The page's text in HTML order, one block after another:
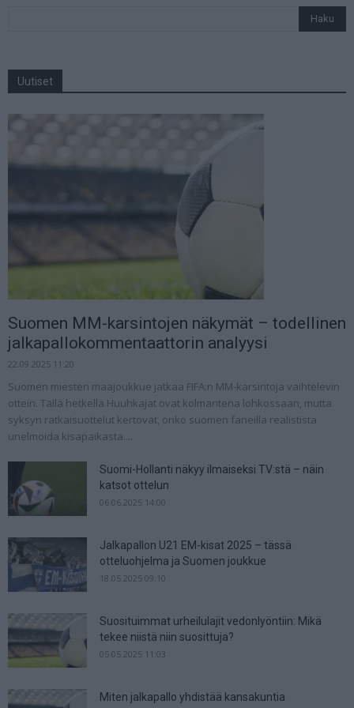
Uutiset
Suomen MM-karsintojen näkymät – todellinen
jalkapallokommentaattorin analyysi
22.09.2025 11:20
Suomen miesten maajoukkue jatkaa FIFA:n MM-karsintoja vaihtelevin
ottein. Tällä hetkellä Huuhkajat ovat kolmantena lohkossaan, mutta
syksyn ratkaisuottelut kertovat, onko suomen faneilla realistista
unelmoida kisapaikasta....
Suomi-Hollanti näkyy ilmaiseksi TV:stä – näin
katsot ottelun
06.06.2025 14:00
Jalkapallon U21 EM-kisat 2025 – tässä
otteluohjelma ja Suomen joukkue
18.05.2025 09:10
Suosituimmat urheilulajit vedonlyöntiin: Mikä
tekee niistä niin suosittuja?
05.05.2025 11:03
Miten jalkapallo yhdistää kansakuntia